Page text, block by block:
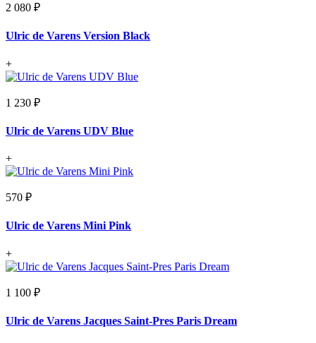
2 080 ₽
Ulric de Varens Version Black
+
1 230 ₽
Ulric de Varens UDV Blue
+
570 ₽
Ulric de Varens Mini Pink
+
1 100 ₽
Ulric de Varens Jacques Saint-Pres Paris Dream